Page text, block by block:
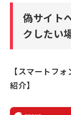
偽サイト
クしたい
【スマートフ
紹介】